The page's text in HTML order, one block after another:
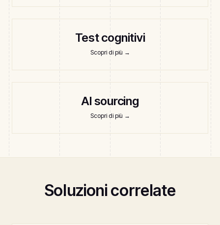
Test cognitivi
Scopri di più →
AI sourcing
Scopri di più →
Soluzioni correlate